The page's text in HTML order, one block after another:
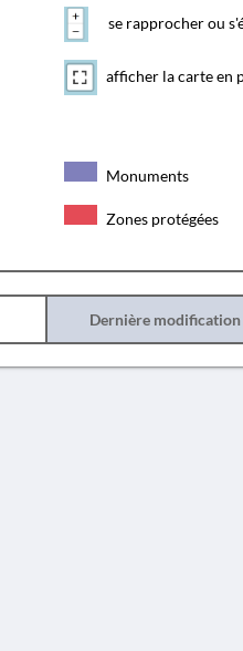
se rapprocher ou
afficher la carte en
Monuments
Zones protégées
Dernière modification